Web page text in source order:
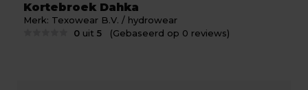
Kortebroek Dahka
Merk: Texowear B.V. / hydrowear
0 uit5 (Gebaseerd op 0 reviews)